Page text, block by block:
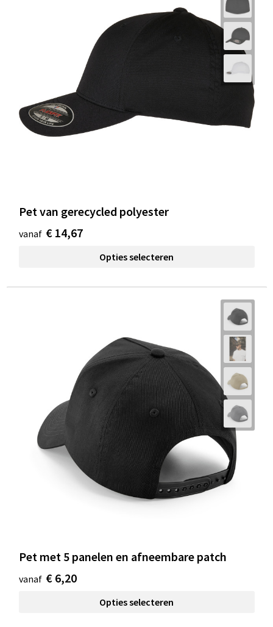
Pet van gerecycled polyester
vanaf € 14,67
Opties selecteren
Pet met 5 panelen en afneembare patch
vanaf € 6,20
Opties selecteren